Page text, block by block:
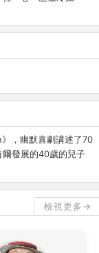
，幽默喜劇講述了70
發展的40歲的兒子
檢視更多→